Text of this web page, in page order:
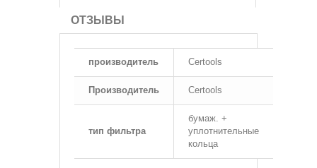
ОТЗЫВЫ
производитель Certools
Производитель Certools
тип фильтра
бумаж. +
уплотнительные
кольца